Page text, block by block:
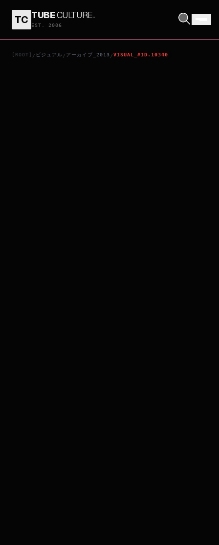
TC TUBECULTURE.
EST. 2006
[ROOT] / ビジュアル / アーカイブ_2013 /VISUAL_#ID.10340
BEFORE MIDNIGHT